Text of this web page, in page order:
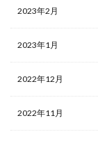
2023年2月
2023年1月
2022年12月
2022年11月